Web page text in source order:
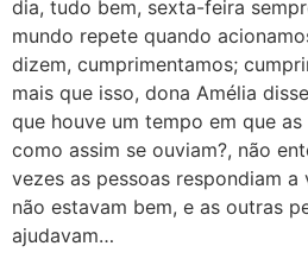
dia, tudo bem, sexta-feira
mundo repete quando
dizem, cumprimentamos;
mais que isso, dona Amélia
que houve um tempo em que as
como assim se ouviam?, não
vezes as pessoas respondiam
não estavam bem, e as outras
ajudavam…